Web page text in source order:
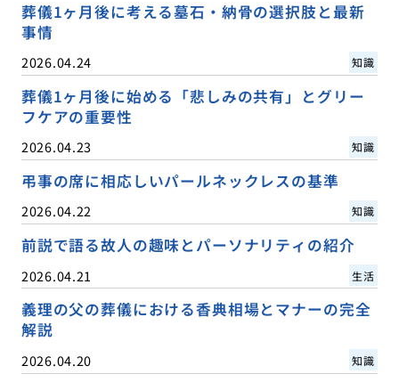
葬儀1ヶ月後に考える墓石・納骨の選択肢と最新
事情
2026.04.24 知識
葬儀1ヶ月後に始める「悲しみの共有」とグリー
フケアの重要性
2026.04.23 知識
弔事の席に相応しいパールネックレスの基準
2026.04.22 知識
前説で語る故人の趣味とパーソナリティの紹介
2026.04.21 生活
義理の父の葬儀における香典相場とマナーの完全
解説
2026.04.20 知識